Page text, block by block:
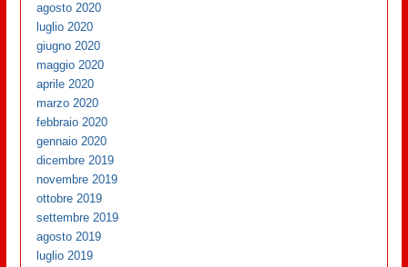
agosto 2020
luglio 2020
giugno 2020
maggio 2020
aprile 2020
marzo 2020
febbraio 2020
gennaio 2020
dicembre 2019
novembre 2019
ottobre 2019
settembre 2019
agosto 2019
luglio 2019